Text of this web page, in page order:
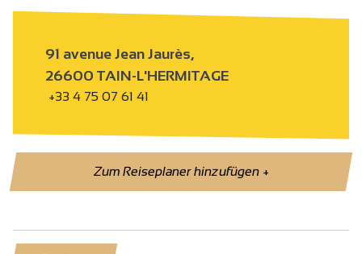
91 avenue Jean Jaurès,
26600 TAIN-L'HERMITAGE
+33 4 75 07 61 41
Zum Reiseplaner hinzufügen+